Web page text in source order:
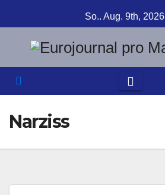
Inhalt
springen
So.. Aug. 9th, 2026
Narziss